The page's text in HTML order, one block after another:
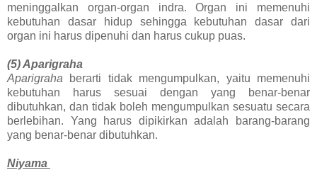
meninggalkan organ-organ indra. Organ ini memenuhi
kebutuhan dasar hidup sehingga kebutuhan dasar dari
organ ini harus dipenuhi dan harus cukup puas.
(5) Aparigraha
Aparigraha berarti tidak mengumpulkan, yaitu memenuhi
kebutuhan harus sesuai dengan yang benar-benar
dibutuhkan, dan tidak boleh mengumpulkan sesuatu secara
berlebihan. Yang harus dipikirkan adalah barang-barang
yang benar-benar dibutuhkan.
Niyama